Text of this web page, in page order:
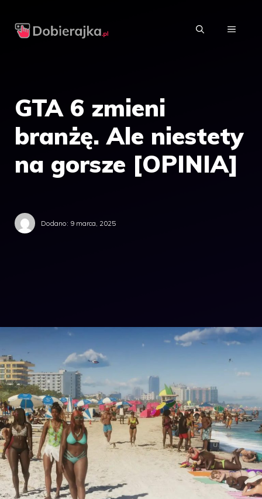
MENU
GTA 6 zmieni
branżę. Ale niestety
na gorsze [OPINIA]
Dodano: 9 marca, 2025